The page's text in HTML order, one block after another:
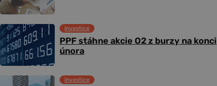
PPF stáhne akcie O2 z burzy na konci
února
Investice
Investice